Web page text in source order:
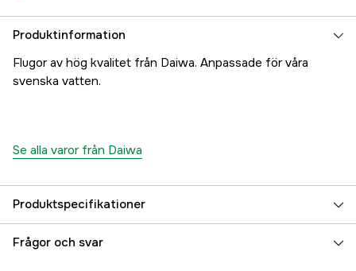
Produktinformation
Flugor av hög kvalitet från Daiwa. Anpassade för våra
svenska vatten.
Se alla varor från Daiwa
Produktspecifikationer
Referensnummer 5000000221
Frågor och svar